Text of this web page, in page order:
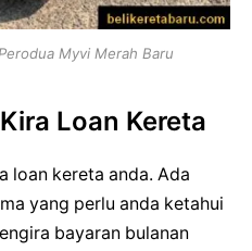
Myvi Merah Baru
Loan Kereta
loan kereta anda. Ada
yang perlu anda ketahui
bayaran bulanan